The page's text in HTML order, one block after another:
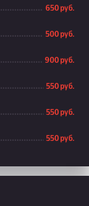
650 руб.
500 руб.
900 руб.
550 руб.
550 руб.
550 руб.